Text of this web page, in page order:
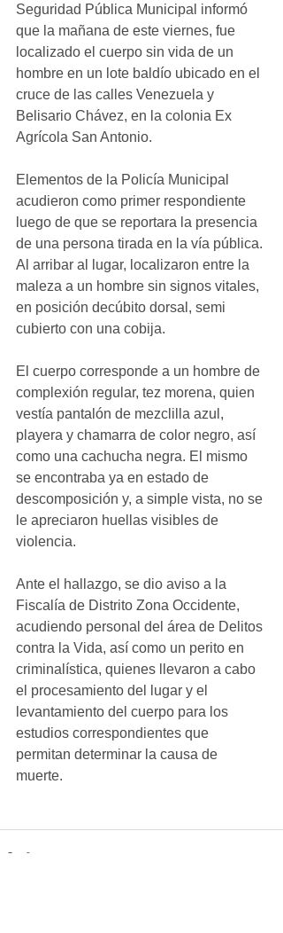
Seguridad Pública Municipal informó
que la mañana de este viernes, fue
localizado el cuerpo sin vida de un
hombre en un lote baldío ubicado en el
cruce de las calles Venezuela y
Belisario Chávez, en la colonia Ex
Agrícola San Antonio.
Elementos de la Policía Municipal
acudieron como primer respondiente
luego de que se reportara la presencia
de una persona tirada en la vía pública.
Al arribar al lugar, localizaron entre la
maleza a un hombre sin signos vitales,
en posición decúbito dorsal, semi
cubierto con una cobija.
El cuerpo corresponde a un hombre de
complexión regular, tez morena, quien
vestía pantalón de mezclilla azul,
playera y chamarra de color negro, así
como una cachucha negra. El mismo
se encontraba ya en estado de
descomposición y, a simple vista, no se
le apreciaron huellas visibles de
violencia.
Ante el hallazgo, se dio aviso a la
Fiscalía de Distrito Zona Occidente,
acudiendo personal del área de Delitos
contra la Vida, así como un perito en
criminalística, quienes llevaron a cabo
el procesamiento del lugar y el
levantamiento del cuerpo para los
estudios correspondientes que
permitan determinar la causa de
muerte.